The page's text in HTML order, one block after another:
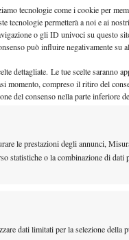
tecnologie come i cookie per
tecnologie permetterà a noi e ai
o gli ID univoci su questo
può influire negativamente su
dettagliate. Le tue scelte saranno
momento, compreso il ritiro del
del consenso nella parte inferiore
le prestazioni degli annunci,
statistiche o la combinazione di dati
dati limitati per la selezione della